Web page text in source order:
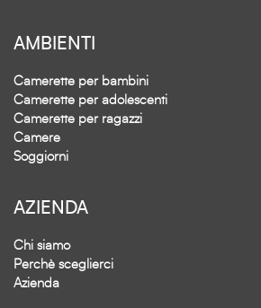
AMBIENTI
Camerette per bambini
Camerette per adolescenti
Camerette per ragazzi
Camere
Soggiorni
AZIENDA
Chi siamo
Perchè sceglierci
Azienda